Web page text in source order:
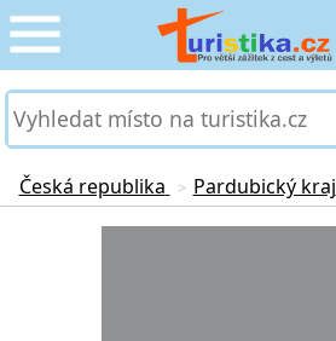
CESTOVÁNÍ
SLUŽBY & DOPRAVA
PRO TURISTY
Česká republika > Pardubický kraj